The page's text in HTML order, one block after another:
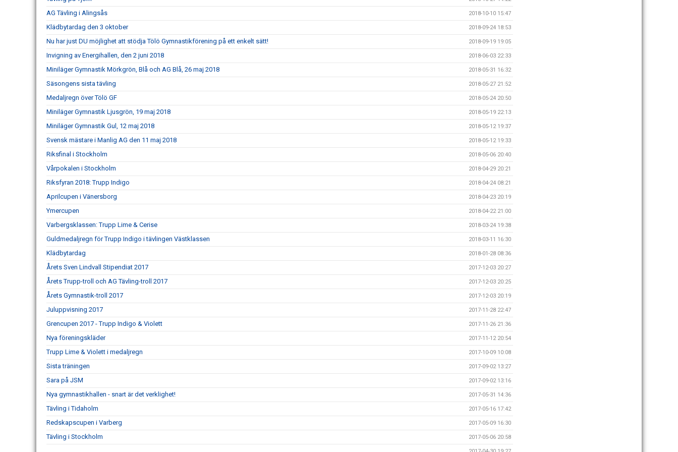
AG Tävling i Alingsås 2018-10-10 15:47
Klädbytardag den 3 oktober 2018-09-24 18:53
Nu har just DU möjlighet att stödja Tölö Gymnastikförening på ett enkelt sätt! 2018-09-19 19:05
Invigning av Energihallen, den 2 juni 2018 2018-06-03 22:33
Miniläger Gymnastik Mörkgrön, Blå och AG Blå, 26 maj 2018 2018-05-31 16:32
Säsongens sista tävling 2018-05-27 21:52
Medaljregn över Tölö GF 2018-05-24 20:50
Miniläger Gymnastik Ljusgrön, 19 maj 2018 2018-05-19 22:13
Miniläger Gymnastik Gul, 12 maj 2018 2018-05-12 19:37
Svensk mästare i Manlig AG den 11 maj 2018 2018-05-12 19:33
Riksfinal i Stockholm 2018-05-06 20:40
Vårpokalen i Stockholm 2018-04-29 20:21
Riksfyran 2018: Trupp Indigo 2018-04-24 08:21
Aprilcupen i Vänersborg 2018-04-23 20:19
Ymercupen 2018-04-22 21:00
Varbergsklassen: Trupp Lime & Cerise 2018-03-24 19:38
Guldmedaljregn för Trupp Indigo i tävlingen Västklassen 2018-03-11 16:30
Klädbytardag 2018-01-28 08:36
Årets Sven Lindvall Stipendiat 2017 2017-12-03 20:27
Årets Trupp-troll och AG Tävling-troll 2017 2017-12-03 20:25
Årets Gymnastik-troll 2017 2017-12-03 20:19
Juluppvisning 2017 2017-11-28 22:47
Grencupen 2017 - Trupp Indigo & Violett 2017-11-26 21:36
Nya föreningskläder 2017-11-12 20:54
Trupp Lime & Violett i medaljregn 2017-10-09 10:08
Sista träningen 2017-09-02 13:27
Sara på JSM 2017-09-02 13:16
Nya gymnastikhallen - snart är det verklighet! 2017-05-31 14:36
Tävling i Tidaholm 2017-05-16 17:42
Redskapscupen i Varberg 2017-05-09 16:30
Tävling i Stockholm 2017-05-06 20:58